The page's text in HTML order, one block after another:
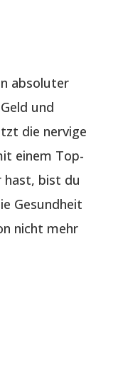
absoluter
und
die nervige
einem Top-
hast, bist du
Gesundheit
nicht mehr